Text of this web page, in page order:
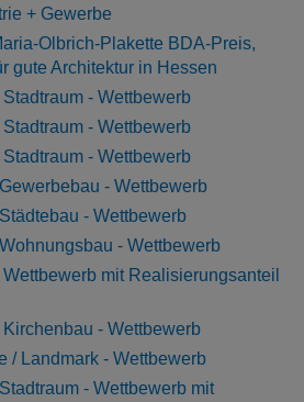
+ Gewerbe
Olbrich-Plakette BDA-Preis,
gute Architektur in Hessen
- Wettbewerb
- Wettbewerb
- Wettbewerb
- Wettbewerb
- Wettbewerb
- Wettbewerb
mit Realisierungsanteil
- Wettbewerb
/ Landmark - Wettbewerb
- Wettbewerb mit